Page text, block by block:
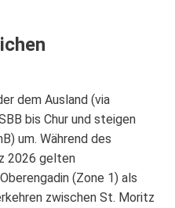
dem Ausland (via
bis Chur und steigen
um. Während des
2026 gelten
(Zone 1) als
zwischen St. Moritz